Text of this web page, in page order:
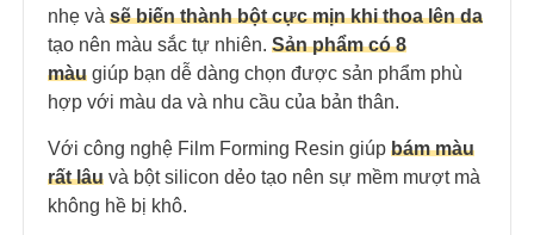
nhẹ và sẽ biến thành bột cực mịn khi thoa lên da
tạo nên màu sắc tự nhiên. Sản phẩm có8
màu giúp bạn dễ dàng chọn được sản phẩm phù
hợp với màu da và nhu cầu của bản thân.
Với công nghệ Film Forming Resin giúp bám màu
rất lâu và bột silicon dẻo tạo nên sự mềm mượt mà
không hề bị khô.